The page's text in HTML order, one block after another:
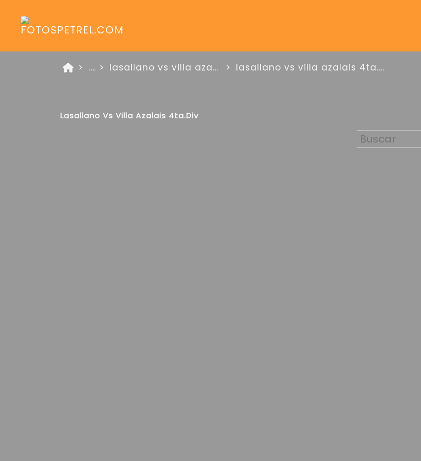
... lasallano vs villa azalais zon oro 3 de agosto de 2025 lasallano vs villa azalais 4ta.div
Lasallano Vs Villa Azalais 4ta.Div